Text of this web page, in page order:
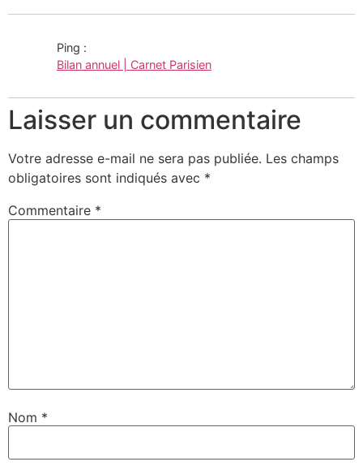
Ping :
Bilan annuel | Carnet Parisien
Laisser un commentaire
Votre adresse e-mail ne sera pas publiée. Les champs
obligatoires sont indiqués avec *
Commentaire *
Nom *